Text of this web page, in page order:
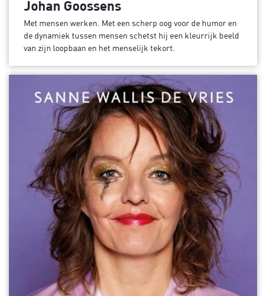
Johan Goossens
Met mensen werken. Met een scherp oog voor de humor en
de dynamiek tussen mensen schetst hij een kleurrijk beeld
van zijn loopbaan en het menselijk tekort.